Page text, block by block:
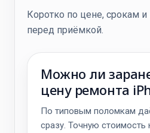
Коротко по цене, срокам
перед приёмкой.
Можно ли
цену ремонта
По типовым поломкам
сразу. Точную стоимость